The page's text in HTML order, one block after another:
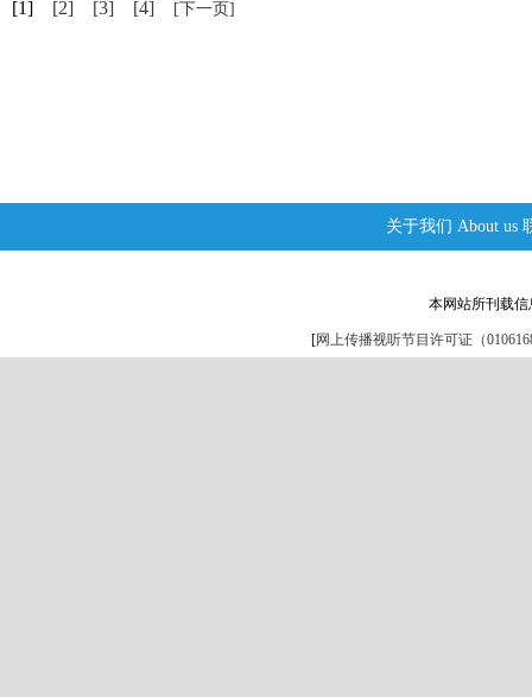
[1] [2] [3] [4] [下一页]
关于我们 About us
本网站所刊载
[网上传播视听节目许可证（